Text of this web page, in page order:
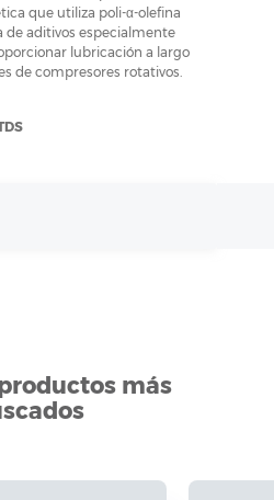
que utiliza poli-α-olefina
de aditivos especialmente
lubricación a largo
de compresores rotativos.
más